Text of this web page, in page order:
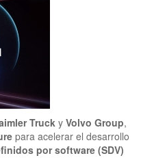
Truck y Volvo Group,
para acelerar el desarrollo
por software (SDV)